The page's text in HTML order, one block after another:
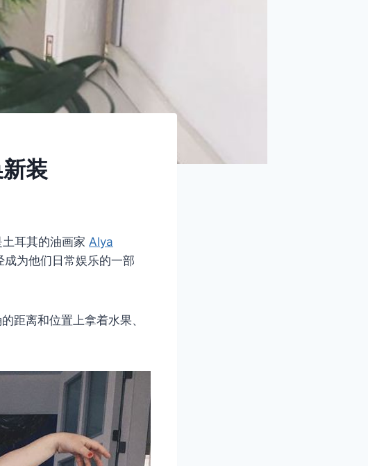
装
耳其的油画家 Alya
为他们日常娱乐的一部
距离和位置上拿着水果、